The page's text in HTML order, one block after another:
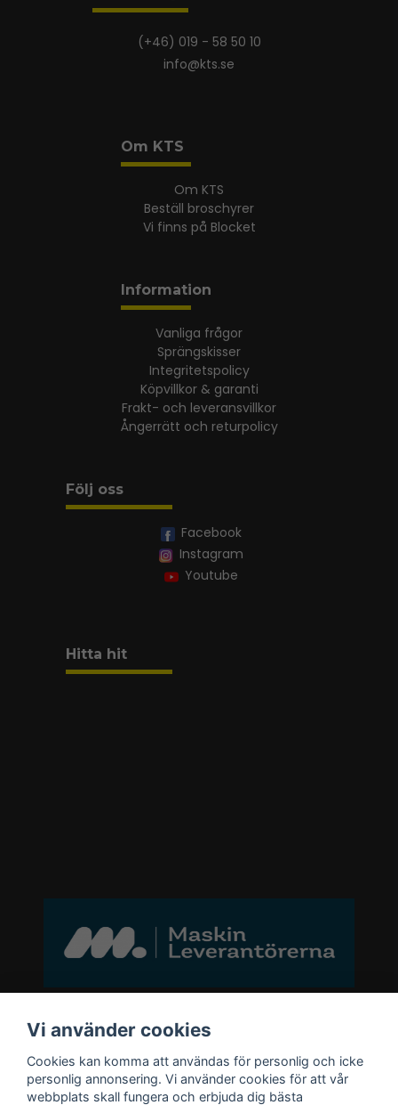
(+46) 019 - 58 50 10
info@kts.se
Om KTS
Om KTS
Beställ broschyrer
Vi finns på Blocket
Information
Vanliga frågor
Sprängskisser
Integritetspolicy
Köpvillkor & garanti
Frakt- och leveransvillkor
Ångerrätt och returpolicy
Följ oss
Facebook
Instagram
Youtube
Hitta hit
Bli medlem i vårt nyhetsbrev
email
Mejladress Skicka
Vi använder cookies
Cookies kan komma att användas för personlig och icke
personlig annonsering. Vi använder cookies för att vår
webbplats skall fungera och erbjuda dig bästa